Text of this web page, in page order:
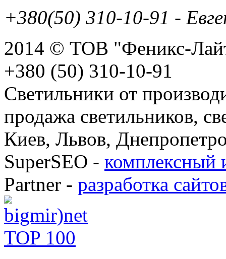
+380(50) 310-10-91 -
2014 © ТОВ "Феникс-
+380 (50) 310-10-91
Светильники от
продажа светильников,
Киев, Львов,
SuperSEO - комплексный
Partner - разработка